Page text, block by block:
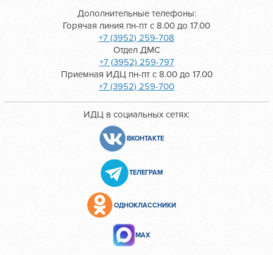
Дополнительные телефоны:
Горячая линия пн-пт с 8.00 до 17.00
+7 (3952) 259-708
Отдел ДМС
+7 (3952) 259-797
Приемная ИДЦ пн-пт с 8.00 до 17.00
+7 (3952) 259-700
ИДЦ в социальных сетях:
ВКОНТАКТЕ
ТЕЛЕГРАМ
ОДНОКЛАССНИКИ
МАХ